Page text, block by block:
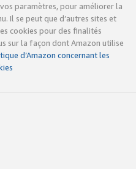
paramètres, pour améliorer la
Il se peut que d’autres sites et
cookies pour des finalités
sur la façon dont Amazon utilise
d’Amazon concernant les